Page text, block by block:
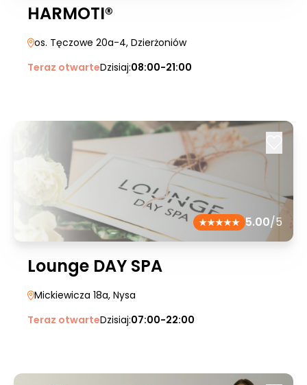
HARMOTI®
os. Tęczowe 20a-4, Dzierżoniów
Teraz otwarteDzisiaj:08:00-21:00
5.00/5
Lounge DAY SPA
Mickiewicza 18a, Nysa
Teraz otwarteDzisiaj:07:00-22:00